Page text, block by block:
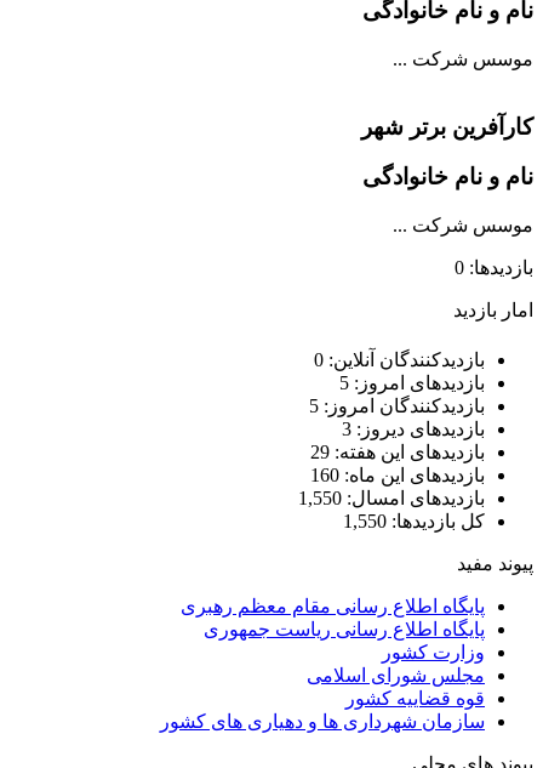
نام و نام خانوادگی
موسس شرکت ...
کارآفرین برتر شهر
نام و نام خانوادگی
موسس شرکت ...
بازدیدها: 0
امار بازدید
بازدیدکنندگان آنلاین: 0
بازدیدهای امروز: 5
بازدیدکنندگان امروز: 5
بازدیدهای دیروز: 3
بازدیدهای این هفته: 29
بازدیدهای این ماه: 160
بازدیدهای امسال: 1,550
کل بازدیدها: 1,550
پیوند مفید
پایگاه اطلاع رسانی مقام معظم رهبری
پایگاه اطلاع رسانی ریاست جمهوری
وزارت کشور
مجلس شورای اسلامی
قوه قضاییه کشور
سازمان شهرداری ها و دهیاری های کشور
پیوند های محلی